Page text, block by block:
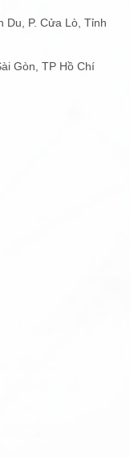
Du, P. Cửa Lò, Tỉnh
Gòn, TP Hồ Chí